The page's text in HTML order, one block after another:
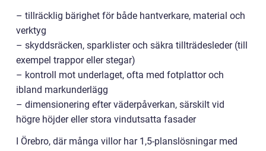
– tillräcklig bärighet för både hantverkare, material och
verktyg
– skyddsräcken, sparklister och säkra tillträdesleder (till
exempel trappor eller stegar)
– kontroll mot underlaget, ofta med fotplattor och
ibland markunderlägg
– dimensionering efter väderpåverkan, särskilt vid
högre höjder eller stora vindutsatta fasader
I Örebro, där många villor har 1,5-planslösningar med